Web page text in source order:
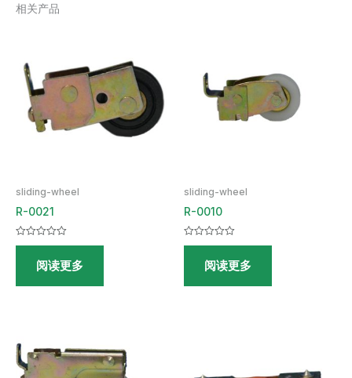
相关产品
sliding-wheel
R-0021
评
&sol;阅读更多
sliding-wheel
R-0010
评
&sol;阅读更多